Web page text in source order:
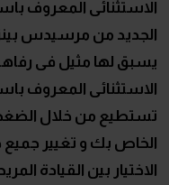
يسبق لها مثيل فى
تستطيع من خلال الضغط
الخاص بك و تغيير
الاختيار بين القيادة